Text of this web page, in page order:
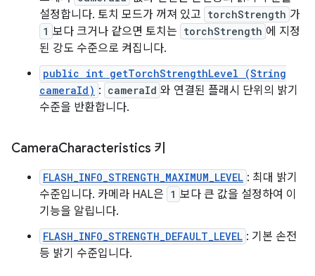
설정합니다. 토치 모드가 꺼져 있고 torchStrength 가
1 보다 크거나 같으면 토치는 torchStrength 에 지정
된 강도 수준으로 켜집니다.
public int getTorchStrengthLevel (String
cameraId) : cameraId 와 연결된 플래시 단위의 밝기
수준을 반환합니다.
CameraCharacteristics 키
FLASH_INFO_STRENGTH_MAXIMUM_LEVEL : 최대 밝기
수준입니다. 카메라 HAL은 1 보다 큰 값을 설정하여 이
기능을 알립니다.
FLASH_INFO_STRENGTH_DEFAULT_LEVEL : 기본 손전
등 밝기 수준입니다.